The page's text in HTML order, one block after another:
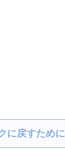
に戻すために